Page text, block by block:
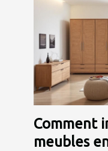
Comment
meubles